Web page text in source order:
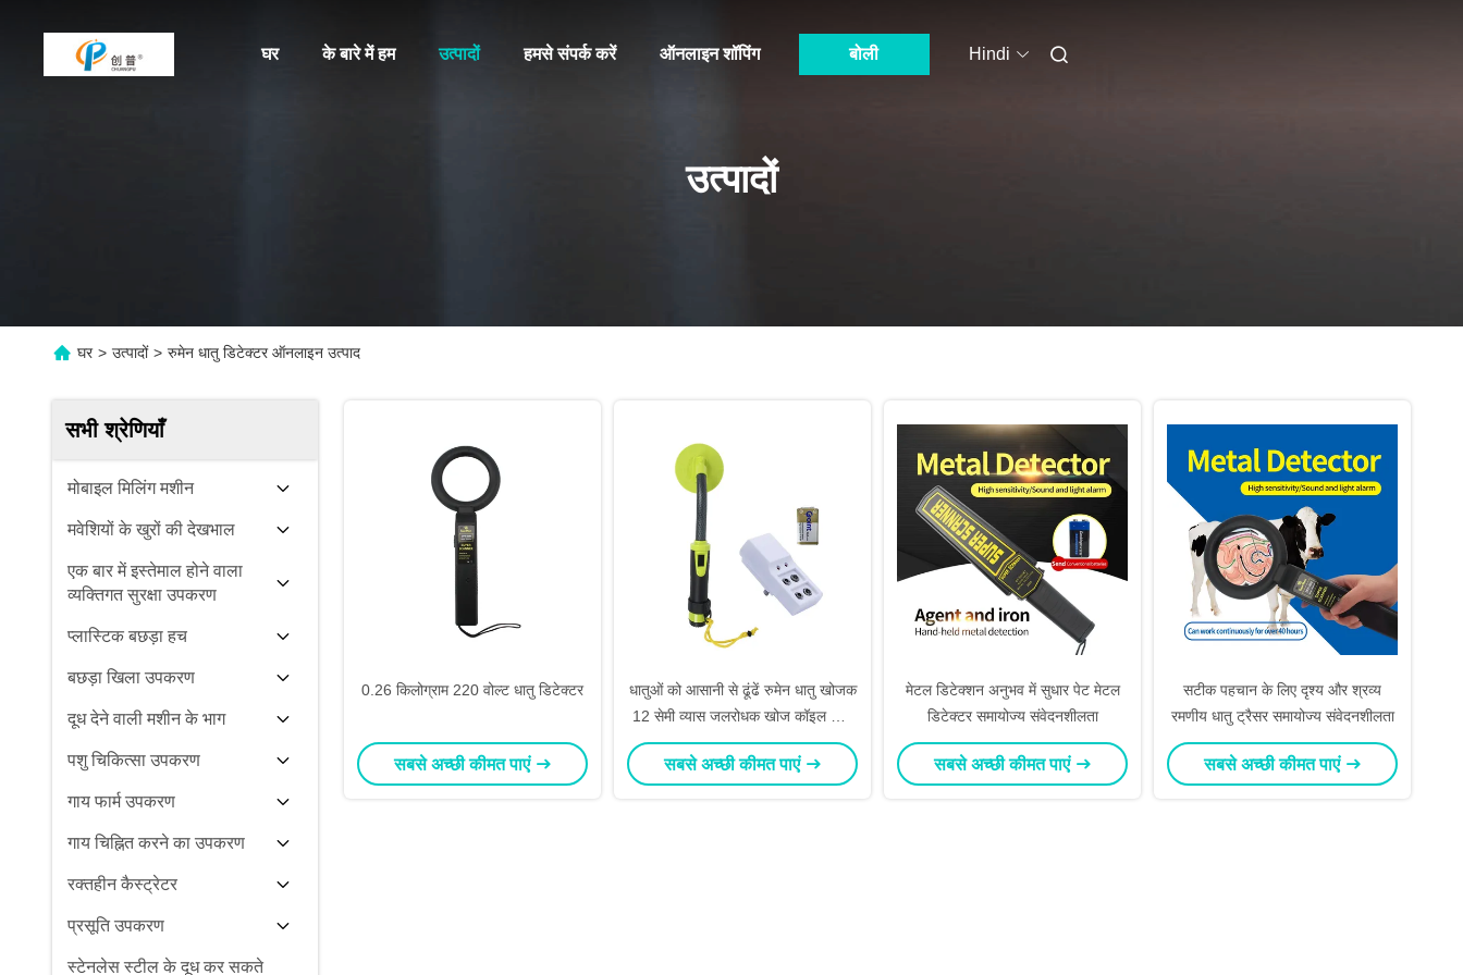
घर के बारे में हम उत्पादों हमसे संपर्क करें ऑनलाइन शॉपिंग बोली Hindi
उत्पादों
घर > उत्पादों > रुमेन धातु डिटेक्टर ऑनलाइन उत्पाद
सभी श्रेणियाँ
मोबाइल मिलिंग मशीन
मवेशियों के खुरों की देखभाल
एक बार में इस्तेमाल होने वाला
व्यक्तिगत सुरक्षा उपकरण
प्लास्टिक बछड़ा हच
बछड़ा खिला उपकरण
दूध देने वाली मशीन के भाग
पशु चिकित्सा उपकरण
गाय फार्म उपकरण
गाय चिह्नित करने का उपकरण
रक्तहीन कैस्ट्रेटर
प्रसूति उपकरण
स्टेनलेस स्टील के दूध कर सकते
0.26 किलोग्राम 220 वोल्ट धातु डिटेक्टर
सबसे अच्छी कीमत पाएं
धातुओं को आसानी से ढूंढें रुमेन धातु खोजक
12 सेमी व्यास जलरोधक खोज कॉइल कोई
संवेदनशीलता समायोजन की आवश्यकता नहीं
है
सबसे अच्छी कीमत पाएं
मेटल डिटेक्शन अनुभव में सुधार पेट मेटल
डिटेक्टर समायोज्य संवेदनशीलता
सबसे अच्छी कीमत पाएं
सटीक पहचान के लिए दृश्य और श्रव्य
रमणीय धातु ट्रैसर समायोज्य संवेदनशीलता
सबसे अच्छी कीमत पाएं